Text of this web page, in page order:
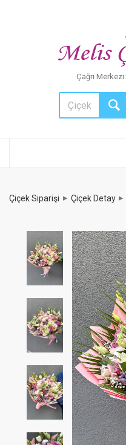
Çağrı Merkezi:
Çiçek Siparişi Çiçek Detay